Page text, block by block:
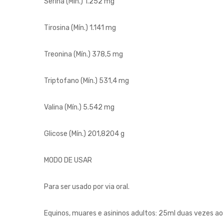
Tirosina (Mín.) 1.141 mg
Treonina (Mín.) 378,5 mg
Triptofano (Mín.) 531,4 mg
Valina (Mín.) 5.542 mg
Glicose (Mín.) 201,8204 g
MODO DE USAR
Para ser usado por via oral.
Equinos, muares e asininos adultos: 25ml duas vezes ao